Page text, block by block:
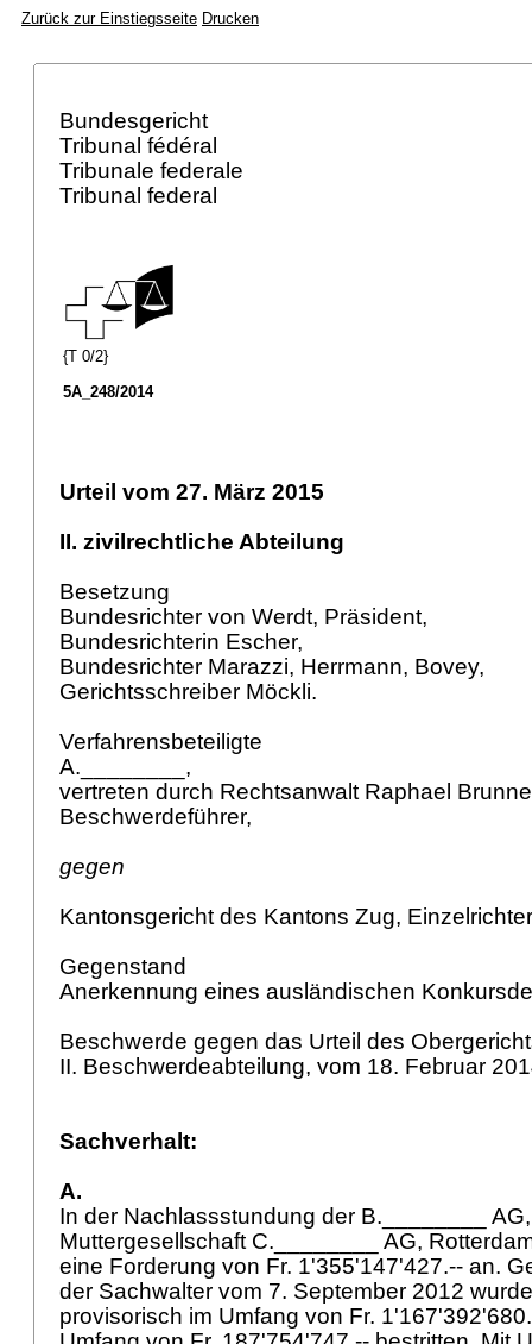
Zurück zur Einstiegsseite Drucken
Bundesgericht
Tribunal fédéral
Tribunale federale
Tribunal federal
{T 0/2}
5A_248/2014
Urteil vom 27. März 2015
II. zivilrechtliche Abteilung
Besetzung
Bundesrichter von Werdt, Präsident,
Bundesrichterin Escher,
Bundesrichter Marazzi, Herrmann, Bovey,
Gerichtsschreiber Möckli.
Verfahrensbeteiligte
A.________,
vertreten durch Rechtsanwalt Raphael
Beschwerdeführer,
gegen
Kantonsgericht des Kantons Zug,
Gegenstand
Anerkennung eines ausländischen
Beschwerde gegen das Urteil des
II. Beschwerdeabteilung, vom 18. Februar
Sachverhalt:
A.
In der Nachlassstundung der B.________
Muttergesellschaft C.________ AG,
eine Forderung von Fr. 1'355'147'427.-- an.
der Sachwalter vom 7. September 2012
provisorisch im Umfang von Fr.